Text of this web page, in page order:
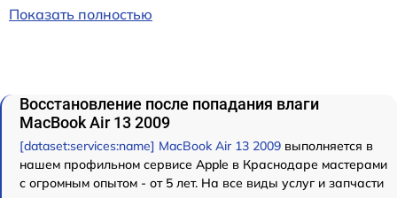
Показать полностью
Восстановление после попадания влаги
MacBook Air 13 2009
[dataset:services:name] MacBook Air 13 2009 выполняется в
нашем профильном сервисе Apple в Краснодаре мастерами
с огромным опытом - от 5 лет. На все виды услуг и запчасти